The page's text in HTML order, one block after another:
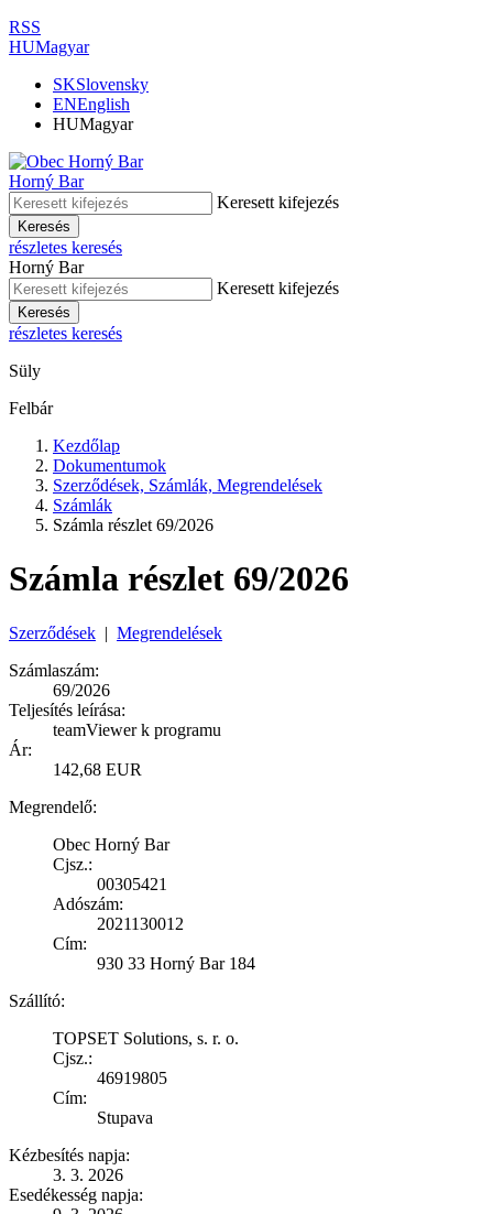
RSS
HUMagyar
SKSlovensky
ENEnglish
HUMagyar
Horný Bar
Keresett kifejezés
Keresés
részletes keresés
Horný Bar
Keresett kifejezés
Keresés
részletes keresés
Süly
Felbár
Kezdőlap
Dokumentumok
Szerződések, Számlák, Megrendelések
Számlák
Számla részlet 69/2026
Számla részlet 69/2026
Szerződések | Megrendelések
Számlaszám:
69/2026
Teljesítés leírása:
teamViewer k programu
Ár:
142,68 EUR
Megrendelő:
Obec Horný Bar
Cjsz.:
00305421
Adószám:
2021130012
Cím:
930 33 Horný Bar 184
Szállító:
TOPSET Solutions, s. r. o.
Cjsz.:
46919805
Cím:
Stupava
Kézbesítés napja:
3. 3. 2026
Esedékesség napja: